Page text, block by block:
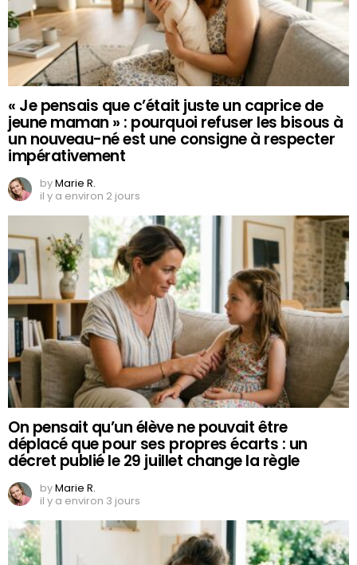
« Je pensais que c’était juste un caprice de
jeune maman » : pourquoi refuser les bisous à
un nouveau-né est une consigne à respecter
impérativement
byMarie R.
il y a environ 2 jours
On pensait qu’un élève ne pouvait être
déplacé que pour ses propres écarts : un
décret publié le 29 juillet change la règle
byMarie R.
il y a environ 3 jours